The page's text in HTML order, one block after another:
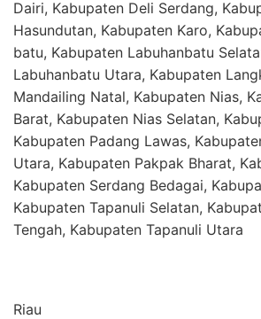
Dairi, Kabupaten Deli Serdang,
Hasundutan, Kabupaten Karo,
batu, Kabupaten Labuhanbatu
Labuhanbatu Utara, Kabupaten
Mandailing Natal, Kabupaten Nias,
Barat, Kabupaten Nias Selatan,
Kabupaten Padang Lawas,
Utara, Kabupaten Pakpak Bharat,
Kabupaten Serdang Bedagai,
Kabupaten Tapanuli Selatan,
Tengah, Kabupaten Tapanuli Utara
Riau